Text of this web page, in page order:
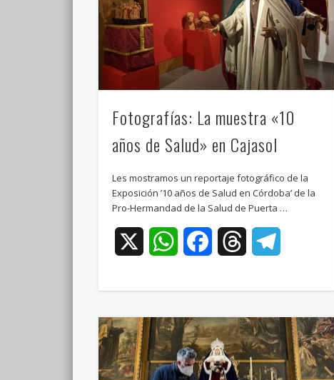
Fotografías: La muestra «10
años de Salud» en Cajasol
Les mostramos un reportaje fotográfico de la
Exposición ’10 años de Salud en Córdoba’ de la
Pro-Hermandad de la Salud de Puerta …
WhatsAppFacebookThreads